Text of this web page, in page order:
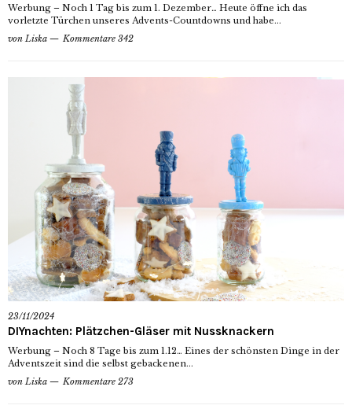
Werbung – Noch 1 Tag bis zum 1. Dezember… Heute öffne ich das
vorletzte Türchen unseres Advents-Countdowns und habe...
von Liska Kommentare 342
23/11/2024
DIYnachten: Plätzchen-Gläser mit Nussknackern
Werbung – Noch 8 Tage bis zum 1.12… Eines der schönsten Dinge in der
Adventszeit sind die selbst gebackenen...
von Liska Kommentare 273